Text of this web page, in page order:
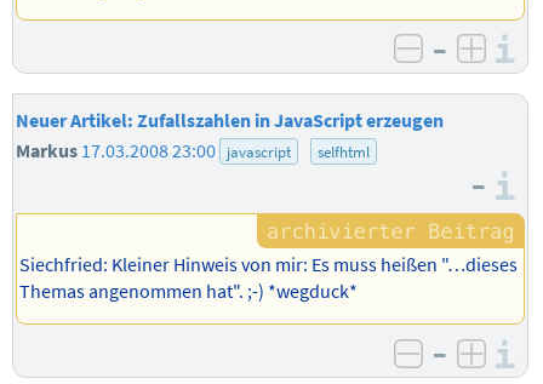
negativ
–
Neuer Artikel: Zufallszahlen in JavaScript erzeugen
Markus 17.03.2008 23:00 javascript selfhtml
–
Siechfried: Kleiner Hinweis von mir: Es muss heißen "…dieses
Themas angenommen hat". ;-) *wegduck*
negativ
–